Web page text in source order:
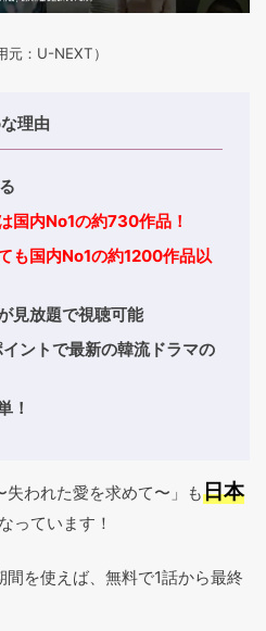
元：U-NEXT）
理由
国内No1の約730作品！
も国内No1の約1200作品以
見放題で視聴可能
ントで最新の韓流ドラマの
！
失われた愛を求めて〜」も日本
っています！
を使えば、無料で1話から最終